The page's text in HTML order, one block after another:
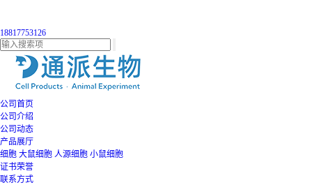
18817753126
公司首页
公司介绍
公司动态
产品展厅
细胞 大鼠细胞 人源细胞 小鼠细胞
证书荣誉
联系方式